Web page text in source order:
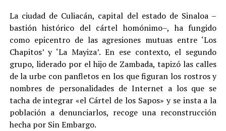
La ciudad de Culiacán, capital del estado de Sinaloa –
bastión histórico del cártel homónimo–, ha fungido
como epicentro de las agresiones mutuas entre ‘Los
Chapitos’ y ‘La Mayiza’. En ese contexto, el segundo
grupo, liderado por el hijo de Zambada, tapizó las calles
de la urbe con panfletos en los que figuran los rostros y
nombres de personalidades de Internet a los que se
tacha de integrar «el Cártel de los Sapos» y se insta a la
población a denunciarlos, recoge una reconstrucción
hecha por Sin Embargo.